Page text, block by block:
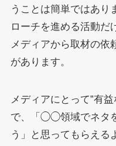
うことは簡単ではあり
ローチを進める活動だ
メディアから取材の依
があります。
メディアにとって”有
で、「◯◯領域でネタ
う」と思ってもらえる